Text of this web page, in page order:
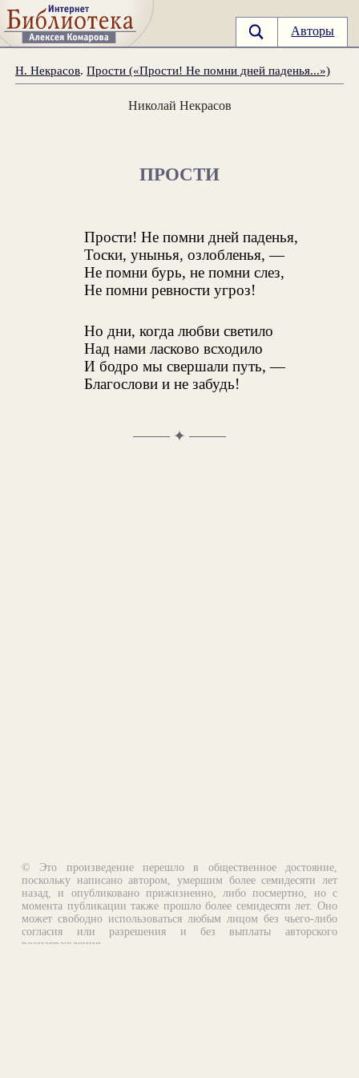
Авторы
Н. Некрасов.Прости («Прости! Не помни дней паденья...»)
Николай Некрасов
ПРОСТИ
Прости! Не помни дней паденья,
Тоски, унынья, озлобленья, —
Не помни бурь, не помни слез,
Не помни ревности угроз!
Но дни, когда любви светило
Над нами ласково всходило
И бодро мы свершали путь, —
Благослови и не забудь!
✦
© Это произведение перешло в общественное достояние,
поскольку написано автором, умершим более семидесяти лет
назад, и опубликовано прижизненно, либо посмертно, но с
момента публикации также прошло более семидесяти лет. Оно
может свободно использоваться любым лицом без чьего-либо
согласия или разрешения и без выплаты авторского
вознаграждения.